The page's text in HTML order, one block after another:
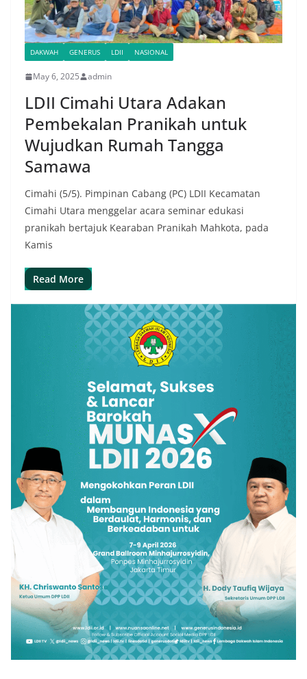
DAKWAH GENERUS LDII NASIONAL
May 6, 2025 admin
LDII Cimahi Utara Adakan
Pembekalan Pranikah untuk
Wujudkan Rumah Tangga
Samawa
Cimahi (5/5). Pimpinan Cabang (PC) LDII Kecamatan
Cimahi Utara menggelar acara seminar edukasi
pranikah bertajuk Kearaban Pranikah Mahkota, pada
Kamis
Read More